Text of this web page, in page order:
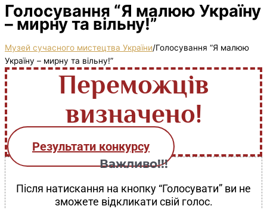
Голосування “Я малюю Україну
– мирну та вільну!”
Музей сучасного мистецтва України/Голосування “Я малюю
Україну – мирну та вільну!”
Переможців
визначено!
Результати конкурсу
Важливо!!!
Після натискання на кнопку “Голосувати” ви не
зможете відкликати свій голос.